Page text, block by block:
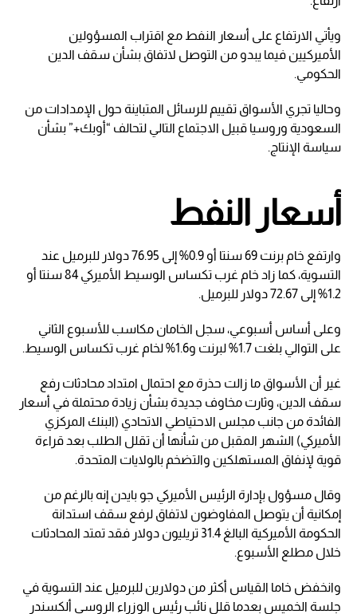
ويأتي الارتفاع على أسعار النفط مع اقتراب المسؤولين
الأميركيين فيما يبدو من التوصل لاتفاق بشأن سقف الدين
الحكومي.
وحاليا تجري الأسواق تقييم للرسائل المتباينة حول الإمدادات من
السعودية وروسيا قبيل الاجتماع التالي لتحالف “أوبك+” بشأن
سياسة الإنتاج.
أسعار النفط
وارتفع خام برنت 69 سنتا أو 0.9% إلى 76.95 دولار للبرميل عند
التسوية، كما زاد خام غرب تكساس الوسيط الأميركي 84 سنتا أو
1.2% إلى 72.67 دولار للبرميل.
وعلى أساس أسبوعي، سجل الخامان مكاسب للأسبوع الثاني
على التوالي بلغت 1.7% لبرنت و1.6% لخام غرب تكساس الوسيط.
غير أن الأسواق ما زالت حذرة مع احتمال امتداد محادثات رفع
سقف الدين، وثارت مخاوف جديدة بشأن زيادة محتملة في أسعار
الفائدة من جانب مجلس الاحتياطي الاتحادي (البنك المركزي
الأميركي) الشهر المقبل من شأنها أن تقلل الطلب بعد قراءة
قوية لإنفاق المستهلكين والتضخم بالولايات المتحدة.
وقال مسؤول بإدارة الرئيس الأميركي جو بايدن إنه بالرغم من
إمكانية أن يتوصل المفاوضون لاتفاق لرفع سقف استدانة
الحكومة الأميركية البالغ 31.4 تريليون دولار فقد تمتد المحادثات
خلال مطلع الأسبوع.
وانخفض خاما القياس أكثر من دولارين للبرميل عند التسوية في
جلسة الخميس بعدما قلل نائب رئيس الوزراء الروسي ألكسندر